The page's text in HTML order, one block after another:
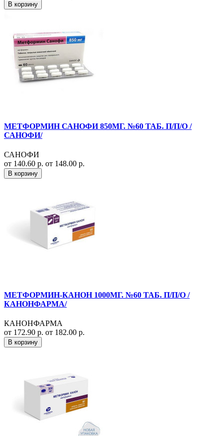
В корзину
МЕТФОРМИН САНОФИ 850МГ. №60 ТАБ. П/П/О /
САНОФИ/
САНОФИ
от 140.60 р. от 148.00 р.
В корзину
МЕТФОРМИН-КАНОН 1000МГ. №60 ТАБ. П/П/О /
КАНОНФАРМА/
КАНОНФАРМА
от 172.90 р. от 182.00 р.
В корзину